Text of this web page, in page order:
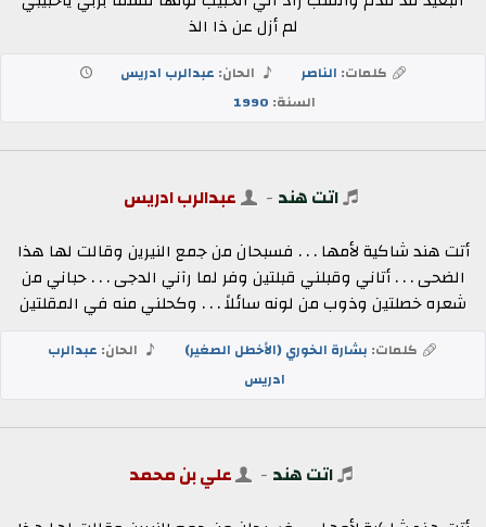
لم أزل عن ذا الذ
كلمات: الناصر الحان: عبدالرب ادريس
السنة: 1990
اتت هند - عبدالرب ادريس
أتت هند شاكية لأمها . . . فسبحان من جمع النيرين وقالت لها هذا
الضحى . . . أتاني وقبلني قبلتين وفر لما رآني الدجى . . . حباني من
شعره خصلتين وذوب من لونه سائلاً . . . وكحلني منه في المقلتين
كلمات: بشارة الخوري (الأخطل الصغير) الحان: عبدالرب
ادريس
اتت هند - علي بن محمد